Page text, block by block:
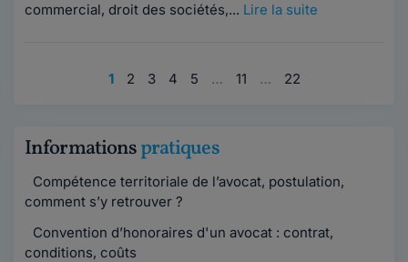
commercial, droit des sociétés,... Lire la suite
1 2 3 4 5 … 11 … 22
Informationspratiques
Compétence territoriale de l’avocat, postulation,
comment s’y retrouver ?
Convention d’honoraires d'un avocat : contrat,
conditions, coûts